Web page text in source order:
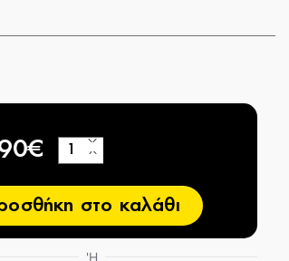
−
+
στο καλάθι